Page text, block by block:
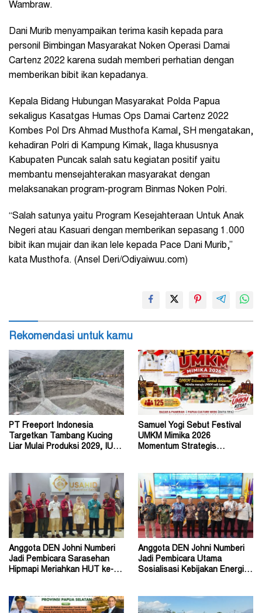
Wambraw.
Dani Murib menyampaikan terima kasih kepada para
personil Bimbingan Masyarakat Noken Operasi Damai
Cartenz 2022 karena sudah memberi perhatian dengan
memberikan bibit ikan kepadanya.
Kepala Bidang Hubungan Masyarakat Polda Papua
sekaligus Kasatgas Humas Ops Damai Cartenz 2022
Kombes Pol Drs Ahmad Musthofa Kamal, SH mengatakan,
kehadiran Polri di Kampung Kimak, Ilaga khususnya
Kabupaten Puncak salah satu kegiatan positif yaitu
membantu mensejahterakan masyarakat dengan
melaksanakan program-program Binmas Noken Polri.
“Salah satunya yaitu Program Kesejahteraan Untuk Anak
Negeri atau Kasuari dengan memberikan sepasang 1.000
bibit ikan mujair dan ikan lele kepada Pace Dani Murib,”
kata Musthofa. (Ansel Deri/Odiyaiwuu.com)
Rekomendasi untuk kamu
PT Freeport Indonesia
Targetkan Tambang Kucing
Liar Mulai Produksi 2029, IUPK
Samuel Yogi Sebut Festival
UMKM Mimika 2026
Momentum Strategis
Anggota DEN Johni Numberi
Jadi Pembicara Sarasehan
Hipmapi Meriahkan HUT ke-81
Anggota DEN Johni Numberi
Jadi Pembicara Utama
Sosialisasi Kebijakan Energi di